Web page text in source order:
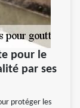
pour le
par ses
protéger les